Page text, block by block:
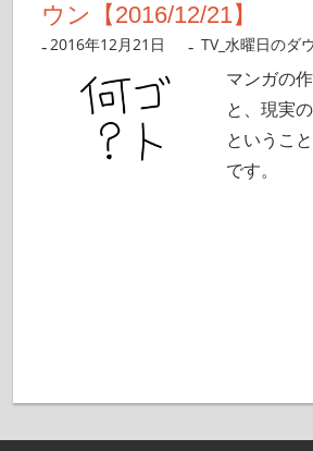
ウン【2016/12/21】
2016年12月21日 nanigoto
TV_水曜日のダ
マンガの
と、現実
というこ
です。